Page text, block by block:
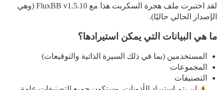
لقد اختبرت ملف هجرة السكربت هذا مع FluxBB v1.5.10 (وهي
الإصدار الحالي حاليًا).
ما هي البيانات التي يمكن استيرادها؟
المستخدمين (بما في ذلك السيرة الذاتية والتوقيعات)
المجموعات
التصنيفات